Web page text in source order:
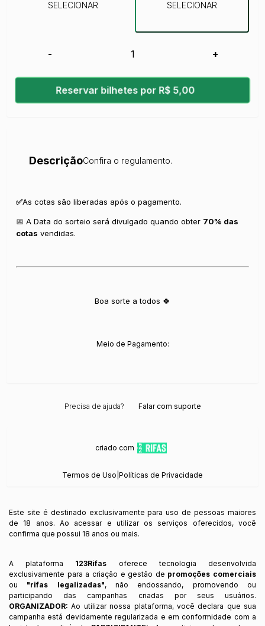
SELECIONAR SELECIONAR
- +
Reservar bilhetes por R$ 5,00
DescriçãoConfira o regulamento.
✅As cotas são liberadas após o pagamento.
📅 A Data do sorteio será divulgado quando obter 70% das
cotas vendidas.
Boa sorte a todos 🍀
Meio de Pagamento:
Precisa de ajuda? Falar com suporte
criado com
Termos de Uso Políticas de Privacidade
Este site é destinado exclusivamente para uso de pessoas maiores
de 18 anos. Ao acessar e utilizar os serviços oferecidos, você
confirma que possui 18 anos ou mais.
A plataforma 123Rifas oferece tecnologia desenvolvida
exclusivamente para a criação e gestão de promoções comerciais
ou "rifas legalizadas", não endossando, promovendo ou
participando das campanhas criadas por seus usuários.
ORGANIZADOR: Ao utilizar nossa plataforma, você declara que sua
campanha está devidamente regularizada e em conformidade com a